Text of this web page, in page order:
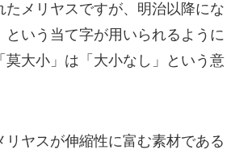
たメリヤスですが、明治以降にな
という当て字が用いられるように
大小」は「大小なし」という意
リヤスが伸縮性に富む素材である